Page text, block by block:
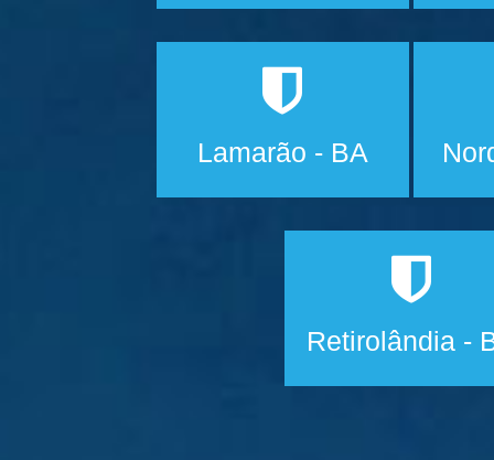
Lamarão - BA
Retirolândia -